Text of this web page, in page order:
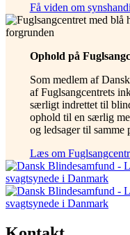
Få viden om
Ophold på
Som medlem af
af Fuglsangcentrets
særligt indrettet til
ophold til en særlig
og ledsager til samme
Læs om